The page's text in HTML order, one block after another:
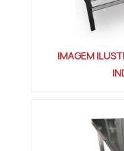
IMAGEM